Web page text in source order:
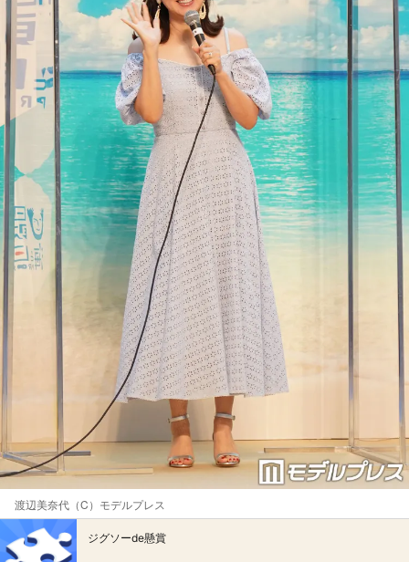
渡辺美奈代（C）モデルプレス
ジグソーde懸賞